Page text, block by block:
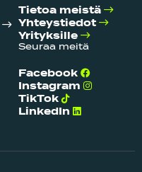
Tietoa meistä
Yhteystiedot
Yrityksille
Seuraa meitä
Facebook
Instagram
TikTok
LinkedIn